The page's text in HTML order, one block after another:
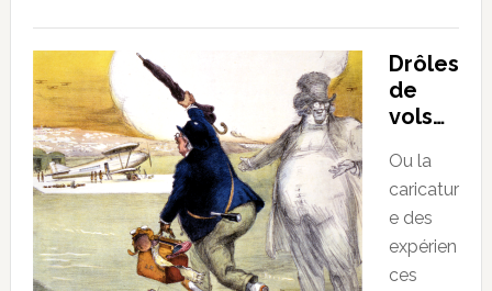
Drôles
de
vols…
Ou la
caricatur
e des
expérien
ces